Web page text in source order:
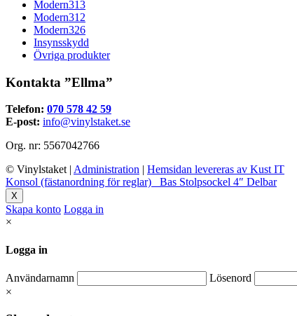
Modern313
Modern312
Modern326
Insynsskydd
Övriga produkter
Kontakta ”Ellma”
Telefon: 070 578 42 59
E-post: info@vinylstaket.se
Org. nr: 5567042766
© Vinylstaket | Administration | Hemsidan levereras av Kust IT
Konsol (fästanordning för reglar)
Bas Stolpsockel 4″ Delbar
X
Skapa konto Logga in
×
Logga in
Användarnamn
Lösenord
×